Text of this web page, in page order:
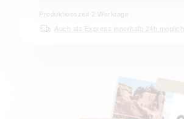
Produktionszeit 2 Werktage
Auch als Express innerhalb 24h möglich